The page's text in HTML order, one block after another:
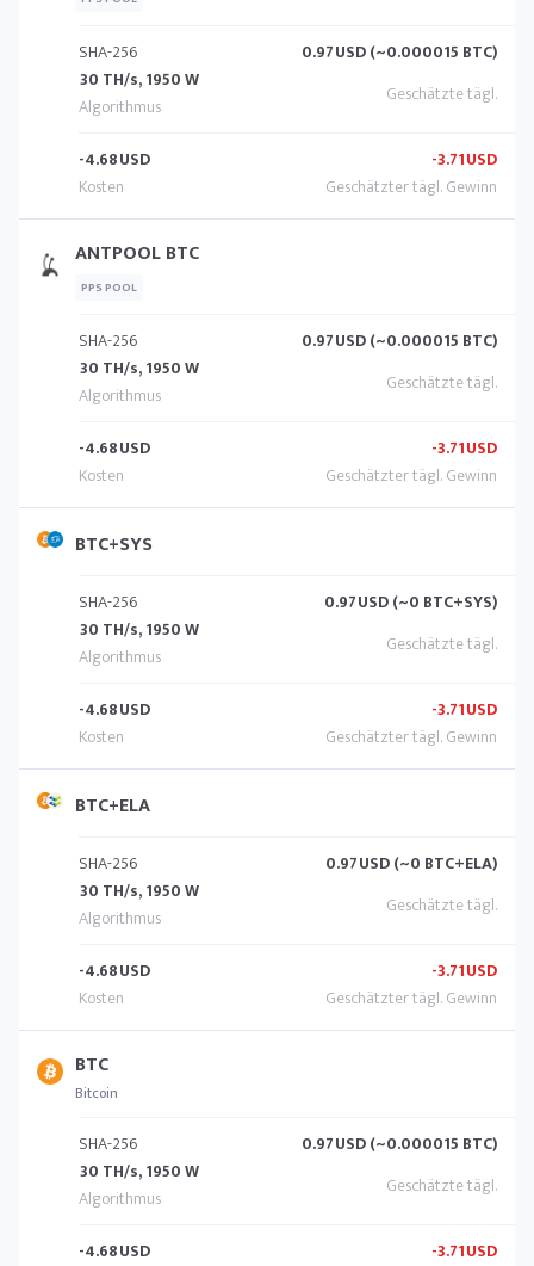
SHA-256
30 TH/s, 1950 W
0.97USD (~0.000015 BTC)
-4.68USD -3.71USD
ANTPOOL BTC
PPS POOL
SHA-256
30 TH/s, 1950 W
0.97USD (~0.000015 BTC)
-4.68USD -3.71USD
BTC+SYS
SHA-256
30 TH/s, 1950 W
0.97USD (~0 BTC+SYS)
-4.68USD -3.71USD
BTC+ELA
SHA-256
30 TH/s, 1950 W
0.97USD (~0 BTC+ELA)
-4.68USD -3.71USD
BTC
Bitcoin
SHA-256
30 TH/s, 1950 W
0.97USD (~0.000015 BTC)
-4.68USD -3.71USD